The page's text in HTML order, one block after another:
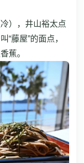
），井山裕太点
“藤屋”的面点，
蕉。